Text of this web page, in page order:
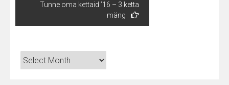
Tunne oma kettaid ’16 – 3 ketta
mäng
Arhiiv